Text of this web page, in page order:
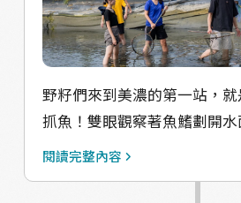
長輩們潛入水中的路徑，重
地、萬物的認識。過去的經
採集游獵與玩樂，往往屬於
被重視，但野性價值就在於
集、野菜、閒置空間的邊陲
視原先被認為充滿「野」性而
野籽們來到美濃的第一站，
抓魚！雙眼觀察著魚鰭劃開
時機角度放出網子，這才知道
閱讀完整內容